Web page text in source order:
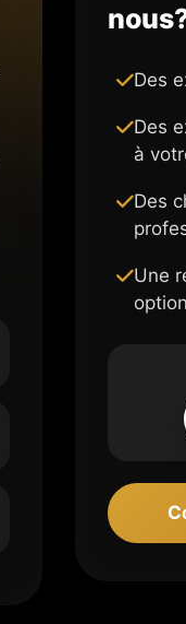
Des
Des
à
Des
Une